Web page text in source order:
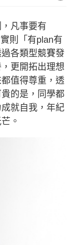
凡事要有
則「有plan有
各類型競賽發
更開拓出理想
值得尊重，透
的是，同學都
就自我，年紀
。